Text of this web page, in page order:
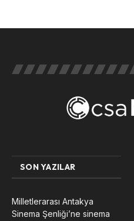
SON YAZILAR
Milletlerarası Antakya
Sinema Şenliği’ne sinema